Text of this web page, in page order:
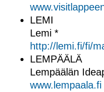
LEMI
Lemi *
http://lemi.fi/fi/
LEMPÄÄLÄ
Lempäälän
www.lempaala.fi